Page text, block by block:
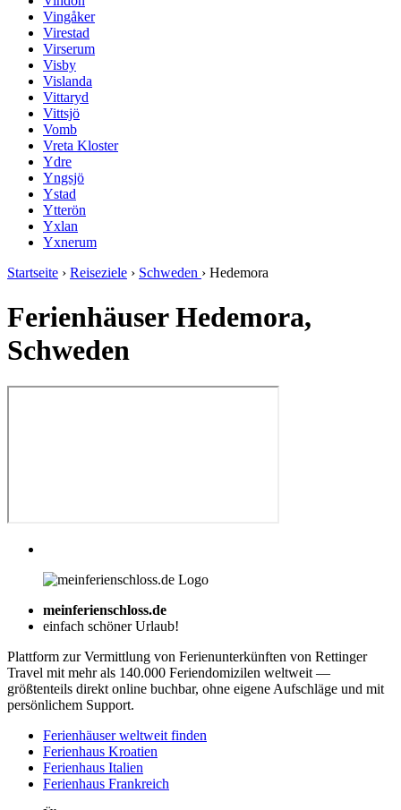
Vingåker
Virestad
Virserum
Visby
Vislanda
Vittaryd
Vittsjö
Vomb
Vreta Kloster
Ydre
Yngsjö
Ystad
Ytterön
Yxlan
Yxnerum
Startseite › Reiseziele › Schweden › Hedemora
Ferienhäuser Hedemora,
Schweden
meinferienschloss.de
einfach schöner Urlaub!
Plattform zur Vermittlung von Ferienunterkünften von Rettinger
Travel mit mehr als 140.000 Feriendomizilen weltweit —
größtenteils direkt online buchbar, ohne eigene Aufschläge und mit
persönlichem Support.
Ferienhäuser weltweit finden
Ferienhaus Kroatien
Ferienhaus Italien
Ferienhaus Frankreich